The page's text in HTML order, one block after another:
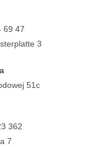
69 47
3
51c
362
7